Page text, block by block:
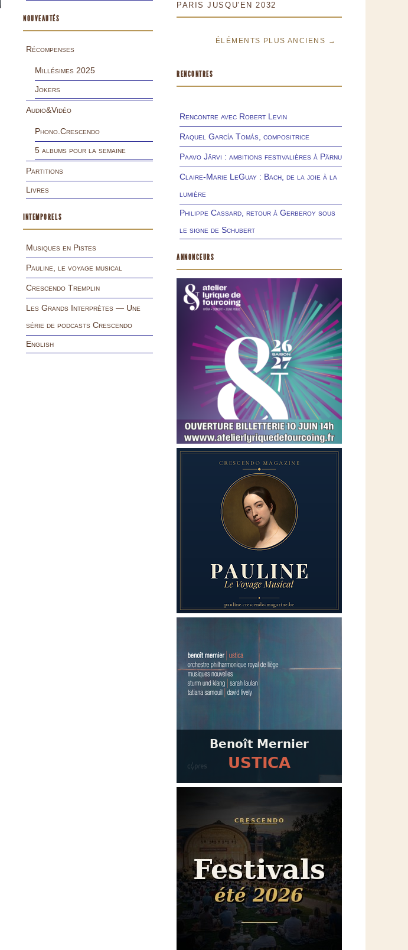
NOUVEAUTÉS
Récompenses
Millésimes 2025
Jokers
Audio&Vidéo
Phono.Crescendo
5 albums pour la semaine
Partitions
Livres
INTEMPORELS
Musiques en Pistes
Pauline, le voyage musical
Crescendo Tremplin
Les Grands Interprètes — Une
série de podcasts Crescendo
English
PARIS JUSQU'EN 2032
ÉLÉMENTS PLUS ANCIENS →
RENCONTRES
Rencontre avec Robert Levin
Raquel García Tomás, compositrice
Paavo Järvi : ambitions festivalières à Pärnu
Claire-Marie LeGuay : Bach, de la joie à la
lumière
Philippe Cassard, retour à Gerberoy sous
le signe de Schubert
ANNONCEURS